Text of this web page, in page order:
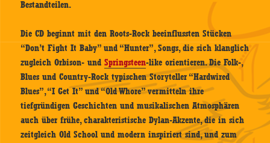
Bestandteilen.
Die CD beginnt mit den Roots-Rock beeinflussten Stücken
“Don’t Fight It Baby” und “Hunter”, Songs, die sich klanglich
zugleich Orbison- undSpringsteen-like orientieren. Die Folk-,
Blues und Country-Rock typischen Storyteller “Hardwired
Blues”, “I Get It” und “Old Whore” vermitteln ihre
tiefgründigen Geschichten und musikalischen Atmosphären
auch über frühe, charakteristische Dylan-Akzente, die in sich
zeitgleich Old School und modern inspiriert sind, und zum